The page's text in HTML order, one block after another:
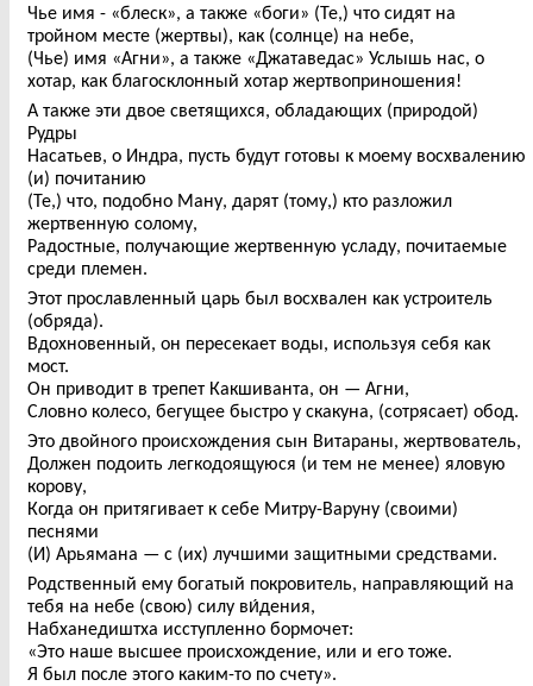
Чье имя - «блеск», а также «боги» (Те,) что сидят на
тройном месте (жертвы), как (солнце) на небе,
(Чье) имя «Агни», а также «Джатаведас» Услышь нас, о
хотар, как благосклонный хотар жертвоприношения!
А также эти двое светящихся, обладающих (природой)
Рудры
Насатьев, о Индра, пусть будут готовы к моему восхвалению
(и) почитанию
(Те,) что, подобно Ману, дарят (тому,) кто разложил
жертвенную солому,
Радостные, получающие жертвенную усладу, почитаемые
среди племен.
Этот прославленный царь был восхвален как устроитель
(обряда).
Вдохновенный, он пересекает воды, используя себя как
мост.
Он приводит в трепет Какшиванта, он — Агни,
Словно колесо, бегущее быстро у скакуна, (сотрясает) обод.
Это двойного происхождения сын Витараны, жертвователь,
Должен подоить легкодоящуюся (и тем не менее) яловую
корову,
Когда он притягивает к себе Митру-Варуну (своими)
песнями
(И) Арьямана — с (их) лучшими защитными средствами.
Родственный ему богатый покровитель, направляющий на
тебя на небе (свою) силу ви́дения,
Набханедиштха исступленно бормочет:
«Это наше высшее происхождение, или и его тоже.
Я был после этого каким-то по счету».